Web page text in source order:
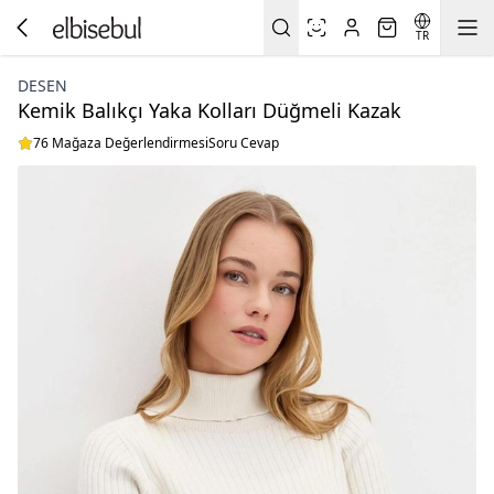
TR
DESEN
Kemik Balıkçı Yaka Kolları Düğmeli Kazak
76 Mağaza DeğerlendirmesiSoru Cevap